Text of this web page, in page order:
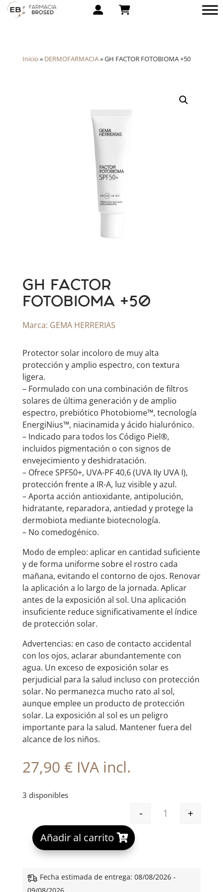
Inicio » DERMOFARMACIA»GH FACTOR FOTOBIOMA +50
GH FACTOR
FOTOBIOMA +50
Marca: GEMA HERRERIAS
Protector solar incoloro de muy alta
protección y amplio espectro, con textura
ligera.
– Formulado con una combinación de filtros
solares de última generación y de amplio
espectro, prebiótico Photobiome™, tecnología
EnergiNius™, niacinamida y ácido hialurónico.
– Indicado para todos los Código Piel®,
incluidos pigmentación o con signos de
envejecimiento y deshidratación.
– Ofrece SPF50+, UVA-PF 40,6 (UVA IIy UVA I),
protección frente a IR-A, luz visible y azul.
– Aporta acción antioxidante, antipolución,
hidratante, reparadora, antiedad y protege la
dermobiota mediante biotecnología.
– No comedogénico.
Modo de empleo: aplicar en cantidad suficiente
y de forma uniforme sobre el rostro cada
mañana, evitando el contorno de ojos. Renovar
la aplicación a lo largo de la jornada. Aplicar
antes de la exposición al sol. Una aplicación
insuficiente reduce significativamente el índice
de protección solar.
Advertencias: en caso de contacto accidental
con los ojos, aclarar abundantemente con
agua. Un exceso de exposición solar es
perjudicial para la salud incluso con protección
solar. No permanezca mucho rato al sol,
aunque emplee un producto de protección
solar. La exposición al sol es un peligro
importante para la salud. Mantener fuera del
alcance de los niños.
27,90 € IVA incl.
3 disponibles
GH FACTOR
-
+
Añadir al carrito
A
e
Fecha estimada de entrega: 08/08/2026 -